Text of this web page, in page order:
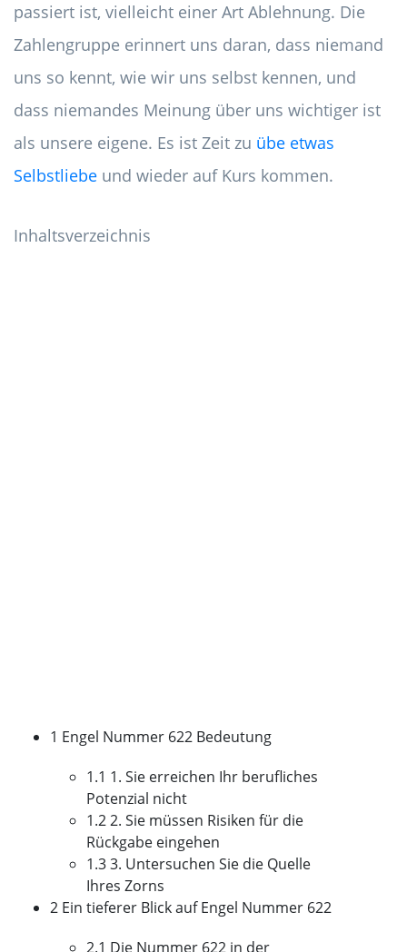
passiert ist, vielleicht einer Art Ablehnung. Die
Zahlengruppe erinnert uns daran, dass niemand
uns so kennt, wie wir uns selbst kennen, und
dass niemandes Meinung über uns wichtiger ist
als unsere eigene. Es ist Zeit zu übe etwas
Selbstliebe und wieder auf Kurs kommen.
Inhaltsverzeichnis
1 Engel Nummer 622 Bedeutung
1.1 1. Sie erreichen Ihr berufliches
Potenzial nicht
1.2 2. Sie müssen Risiken für die
Rückgabe eingehen
1.3 3. Untersuchen Sie die Quelle
Ihres Zorns
2 Ein tieferer Blick auf Engel Nummer 622
2.1 Die Nummer 622 in der